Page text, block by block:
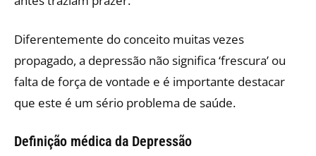
Diferentemente do conceito muitas vezes
propagado, a depressão não significa ‘frescura’ ou
falta de força de vontade e é importante destacar
que este é um sério problema de saúde.
Definição médica da Depressão